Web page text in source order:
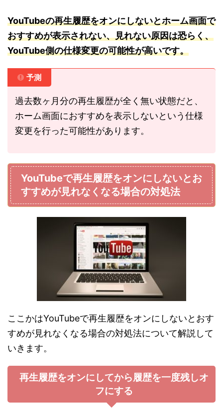
YouTubeの再生履歴をオンにしないとホーム画面で
おすすめが表示されない、見れない原因は恐らく、
YouTube側の仕様変更の可能性が高いです。
予測
過去数ヶ月分の再生履歴が全く無い状態だと、
ホーム画面におすすめを表示しないという仕様
変更を行った可能性があります。
YouTubeで再生履歴をオンにしないとお
すすめが見れなくなる場合の対処法
ここかはYouTubeで再生履歴をオンにしないとおす
すめが見れなくなる場合の対処法について解説して
いきます。
再生履歴をオンにしてから履歴を一度残しオ
フにする